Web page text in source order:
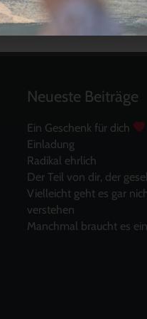
Neueste Beiträge
Ein Geschenk für dich
Einladung
Radikal ehrlich
Der Teil von dir, der
Vielleicht geht es gar
verstehen
Manchmal braucht es